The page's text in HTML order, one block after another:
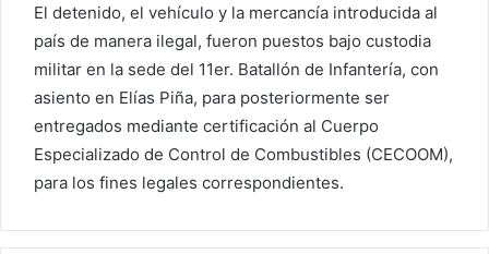
El detenido, el vehículo y la mercancía introducida al
país de manera ilegal, fueron puestos bajo custodia
militar en la sede del 11er. Batallón de Infantería, con
asiento en Elías Piña, para posteriormente ser
entregados mediante certificación al Cuerpo
Especializado de Control de Combustibles (CECOOM),
para los fines legales correspondientes.